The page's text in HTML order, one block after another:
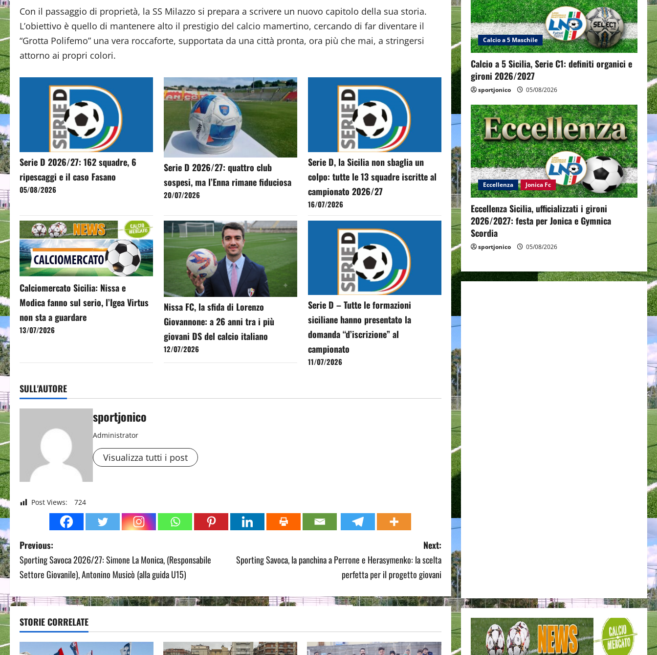
Con il passaggio di proprietà, la SS Milazzo si prepara a scrivere un nuovo capitolo della sua storia.
L’obiettivo è quello di mantenere alto il prestigio del calcio mamertino, cercando di far diventare il
“Grotta Polifemo” una vera roccaforte, supportata da una città pronta, ora più che mai, a stringersi
attorno ai propri colori.
Serie D 2026/27: 162 squadre, 6
ripescaggi e il caso Fasano
05/08/2026
Serie D 2026/27: quattro club
sospesi, ma l’Enna rimane fiduciosa
20/07/2026
Serie D, la Sicilia non sbaglia un
colpo: tutte le 13 squadre iscritte al
campionato 2026/27
16/07/2026
Calciomercato Sicilia: Nissa e
Modica fanno sul serio, l’Igea Virtus
non sta a guardare
13/07/2026
Nissa FC, la sfida di Lorenzo
Giovannone: a 26 anni tra i più
giovani DS del calcio italiano
12/07/2026
Serie D – Tutte le formazioni
siciliane hanno presentato la
domanda “d’iscrizione” al
campionato
11/07/2026
SULL'AUTORE
sportjonico
Administrator
Visualizza tutti i post
Post Views: 724
P
o
t
n
a
Previous:
Sporting Savoca 2026/27: Simone La Monica, (Responsabile
Settore Giovanile), Antonino Musicò (alla guida U15)
Next:
Sporting Savoca, la panchina a Perrone e Herasymenko: la scelta
perfetta per il progetto giovani
STORIE CORRELATE
Calcio a 5 Maschile
Calcio a 5 Sicilia, Serie C1: definiti organici e
gironi 2026/2027
sportjonico 05/08/2026
Eccellenza Jonica Fc
Eccellenza Sicilia, ufficializzati i gironi
2026/2027: festa per Jonica e Gymnica
Scordia
sportjonico 05/08/2026